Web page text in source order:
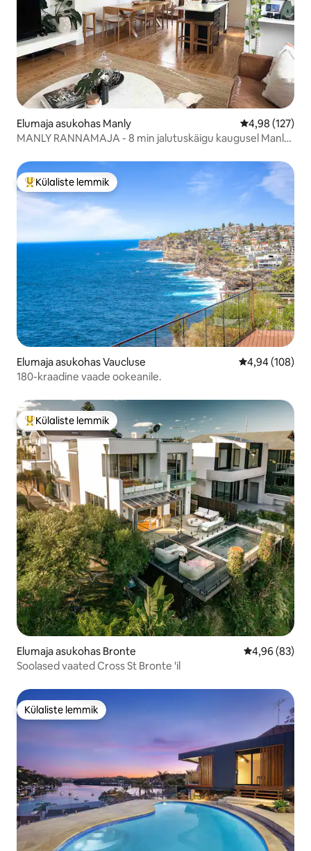
Elumaja asukohas Manly Keskmine
4,98 (127)
MANLY RANNAMAJA - 8 min jalutuskäigu kaugusel Manly
Külaliste suur lemmik
Külaliste lemmik
Elumaja asukohas Vaucluse Keskmine
4,94 (108)
180-kraadine vaade ookeanile.
Külaliste suur lemmik
Külaliste lemmik
Elumaja asukohas Bronte Keskmine
4,96 (83)
Soolased vaated Cross St Bronte 'il
Külaliste lemmik
Külaliste lemmik